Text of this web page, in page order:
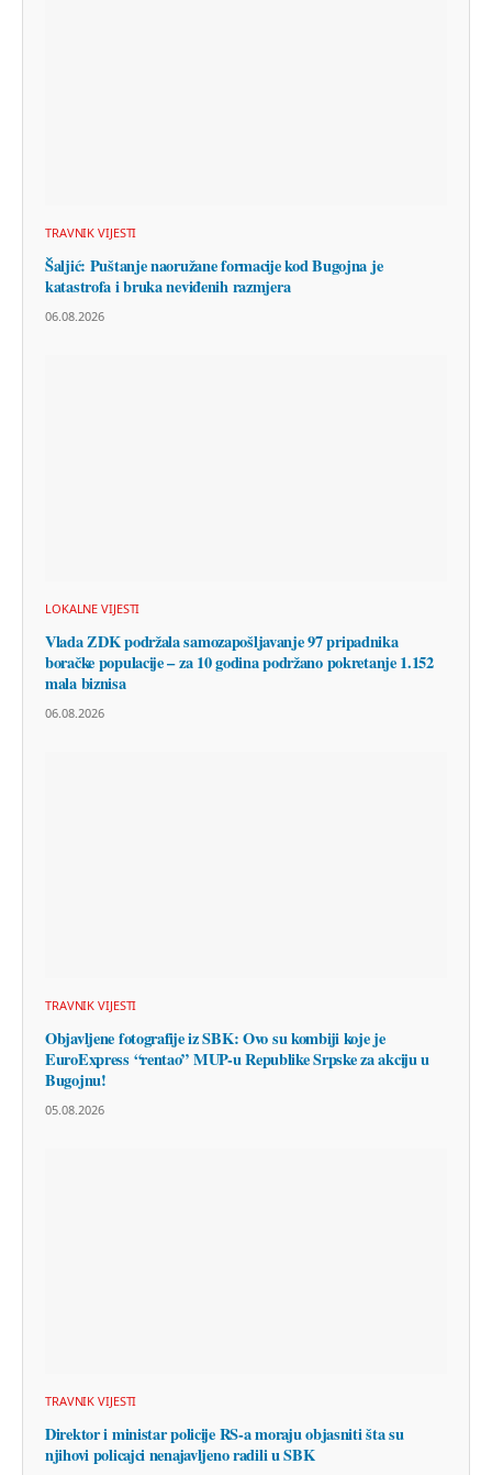
TRAVNIK VIJESTI
Šaljić: Puštanje naoružane formacije kod Bugojna je
katastrofa i bruka neviđenih razmjera
06.08.2026
LOKALNE VIJESTI
Vlada ZDK podržala samozapošljavanje 97 pripadnika
boračke populacije – za 10 godina podržano pokretanje 1.152
mala biznisa
06.08.2026
TRAVNIK VIJESTI
Objavljene fotografije iz SBK: Ovo su kombiji koje je
EuroExpress “rentao” MUP-u Republike Srpske za akciju u
Bugojnu!
05.08.2026
TRAVNIK VIJESTI
Direktor i ministar policije RS-a moraju objasniti šta su
njihovi policajci nenajavljeno radili u SBK